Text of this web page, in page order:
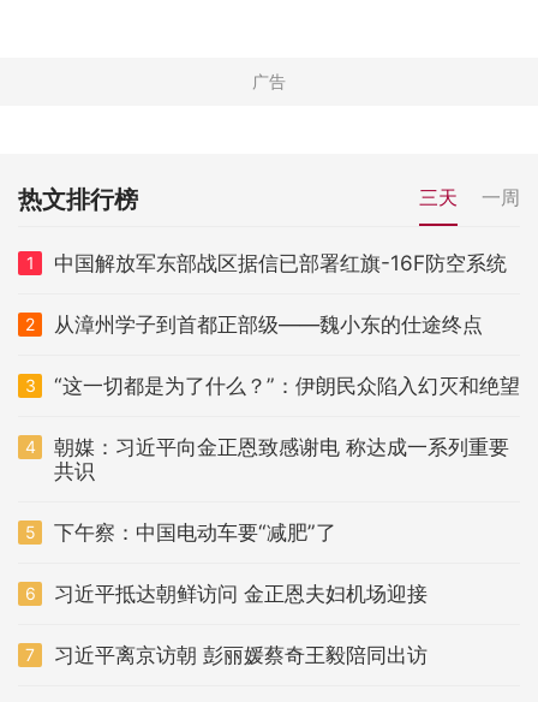
热文排行榜 三天 一周
1 中国解放军东部战区据信已部署红旗-16F防空系统
2 从漳州学子到首都正部级——魏小东的仕途终点
3 “这一切都是为了什么？”：伊朗民众陷入幻灭和绝望
4
朝媒：习近平向金正恩致感谢电 称达成一系列重要
共识
5 下午察：中国电动车要“减肥”了
6 习近平抵达朝鲜访问 金正恩夫妇机场迎接
7 习近平离京访朝 彭丽媛蔡奇王毅陪同出访